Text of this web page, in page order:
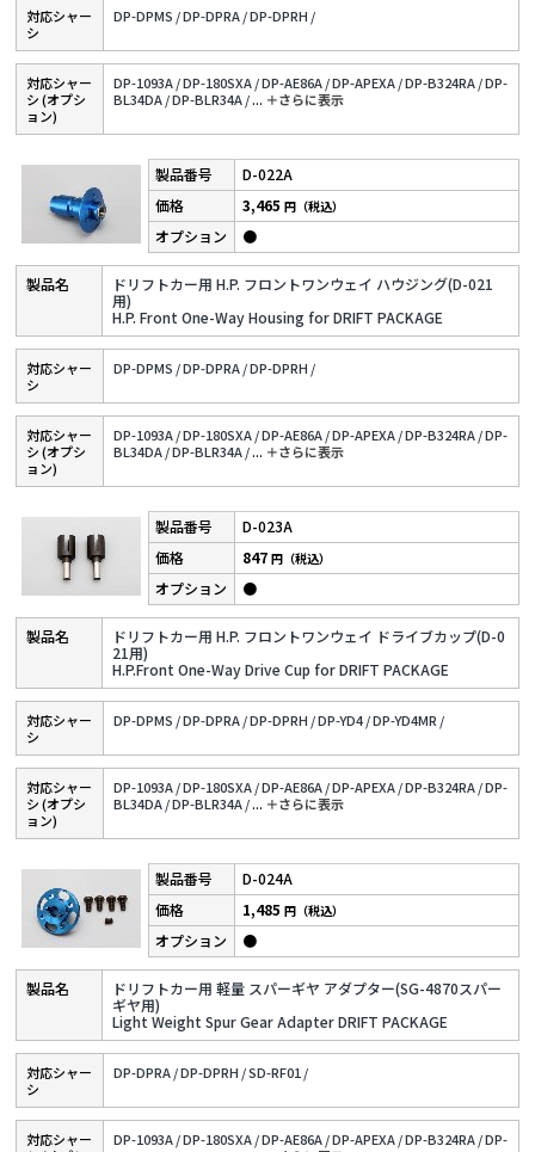
対応シャー
シ
DP-DPMS /DP-DPRA /DP-DPRH /
対応シャー
シ (オプシ
ョン)
DP-1093A /DP-180SXA /DP-AE86A /DP-APEXA /DP-B324RA /DP-
BL34DA /DP-BLR34A /... ＋さらに表⽰
D-022A
ドリフトカー用 H.P. フロントワンウェイ ハウジング(D-021
用)
H.P. Front One-Way Housing for DRIFT PACKAGE
3,465円（税込）
●
対応シャー
シ
DP-DPMS /DP-DPRA /DP-DPRH /
対応シャー
シ (オプシ
ョン)
DP-1093A /DP-180SXA /DP-AE86A /DP-APEXA /DP-B324RA /DP-
BL34DA /DP-BLR34A /... ＋さらに表⽰
D-023A
ドリフトカー用 H.P. フロントワンウェイ ドライブカップ(D-0
21用)
H.P.Front One-Way Drive Cup for DRIFT PACKAGE
847円（税込）
●
対応シャー
シ
DP-DPMS /DP-DPRA /DP-DPRH /DP-YD4 /DP-YD4MR /
対応シャー
シ (オプシ
ョン)
DP-1093A /DP-180SXA /DP-AE86A /DP-APEXA /DP-B324RA /DP-
BL34DA /DP-BLR34A /... ＋さらに表⽰
D-024A
ドリフトカー用 軽量 スパーギヤ アダプター(SG-4870スパー
ギヤ用)
Light Weight Spur Gear Adapter DRIFT PACKAGE
1,485円（税込）
●
対応シャー
シ
DP-DPRA /DP-DPRH /SD-RF01 /
対応シャー
DP-1093A /DP-180SXA /DP-AE86A /DP-APEXA /DP-B324RA /DP-